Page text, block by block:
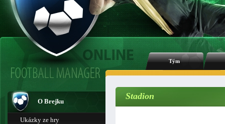
Tým
O Brejku
Ukázky ze hry
Stadion